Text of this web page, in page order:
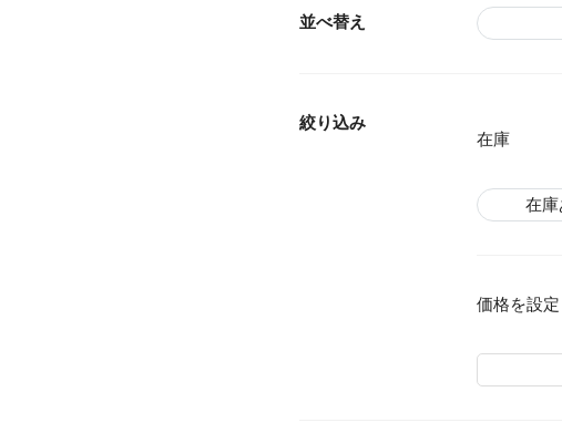
並べ替え
絞り込み
在庫
在
価格を設定